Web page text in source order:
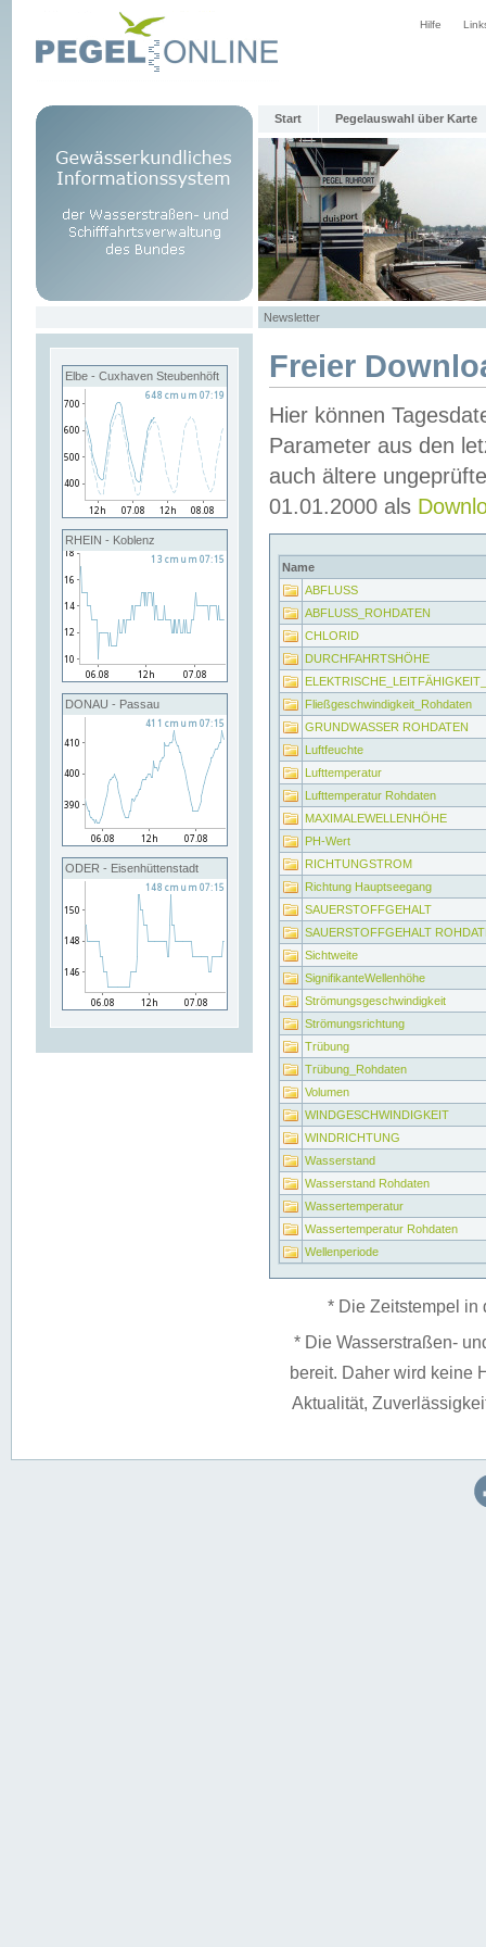
Hilfe
Start Pegelauswahl über Karte
Newsletter
Elbe - Cuxhaven Steubenhöft
RHEIN - Koblenz
DONAU - Passau
ODER - Eisenhüttenstadt
Freier
Hier können
Parameter aus den
auch ältere
01.01.2000 als
Name
ABFLUSS
ABFLUSS_ROHDATEN
CHLORID
DURCHFAHRTSHÖHE
Fließgeschwindigkeit_Rohdaten
GRUNDWASSER ROHDATEN
Luftfeuchte
Lufttemperatur
Lufttemperatur Rohdaten
MAXIMALEWELLENHÖHE
PH-Wert
RICHTUNGSTROM
Richtung Hauptseegang
SAUERSTOFFGEHALT
SAUERSTOFFGEHALT
Sichtweite
SignifikanteWellenhöhe
Strömungsgeschwindigkeit
Strömungsrichtung
Trübung
Trübung_Rohdaten
Volumen
WINDGESCHWINDIGKEIT
WINDRICHTUNG
Wasserstand
Wasserstand Rohdaten
Wassertemperatur
Wassertemperatur Rohdaten
Wellenperiode
* Die Zeitstempel in
* Die Wasserstraßen-
bereit. Daher wird keine
Aktualität,